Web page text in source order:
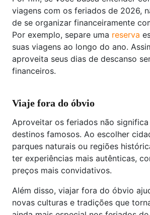
viagens com os feriados de 2026,
de se organizar financeiramente
Por exemplo, separe uma reserva
suas viagens ao longo do ano.
aproveita seus dias de descanso
financeiros.
Viaje fora do óbvio
Aproveitar os feriados não
destinos famosos. Ao escolher
parques naturais ou regiões
ter experiências mais autênticas,
preços mais convidativos.
Além disso, viajar fora do óbvio
novas culturas e tradições que